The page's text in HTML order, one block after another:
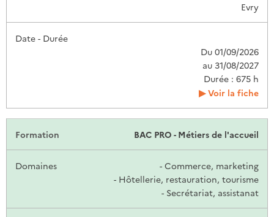
Evry
Du 01/09/2026
au 31/08/2027
Durée : 675 h
Voir la fiche
BAC PRO - Métiers de l'accueil
- Commerce, marketing
- Hôtellerie, restauration, tourisme
- Secrétariat, assistanat